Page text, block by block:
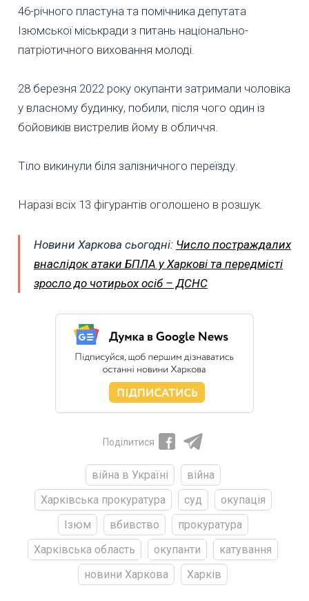
46-річного пластуна та помічника депутата
Ізюмської міськради з питань національно-
патріотичного виховання молоді.
28 березня 2022 року окупанти затримали чоловіка
у власному будинку, побили, після чого один із
бойовиків вистрелив йому в обличчя.
Тіло викинули біля залізничного переїзду.
Наразі всіх 13 фігурантів оголошено в розшук.
Новини Харкова сьогодні: Число постраждалих
внаслідок атаки БПЛА у Харкові та передмісті
зросло до чотирьох осіб – ДСНС
Поділитися
війна в Україні
війна
Харківська прокуратура
суд
окупація
Ізюм
вбивство
прокуратура
Харківська область
окупанти
катування
новини Харкова
Харків